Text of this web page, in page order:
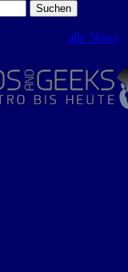
alle News ⋅